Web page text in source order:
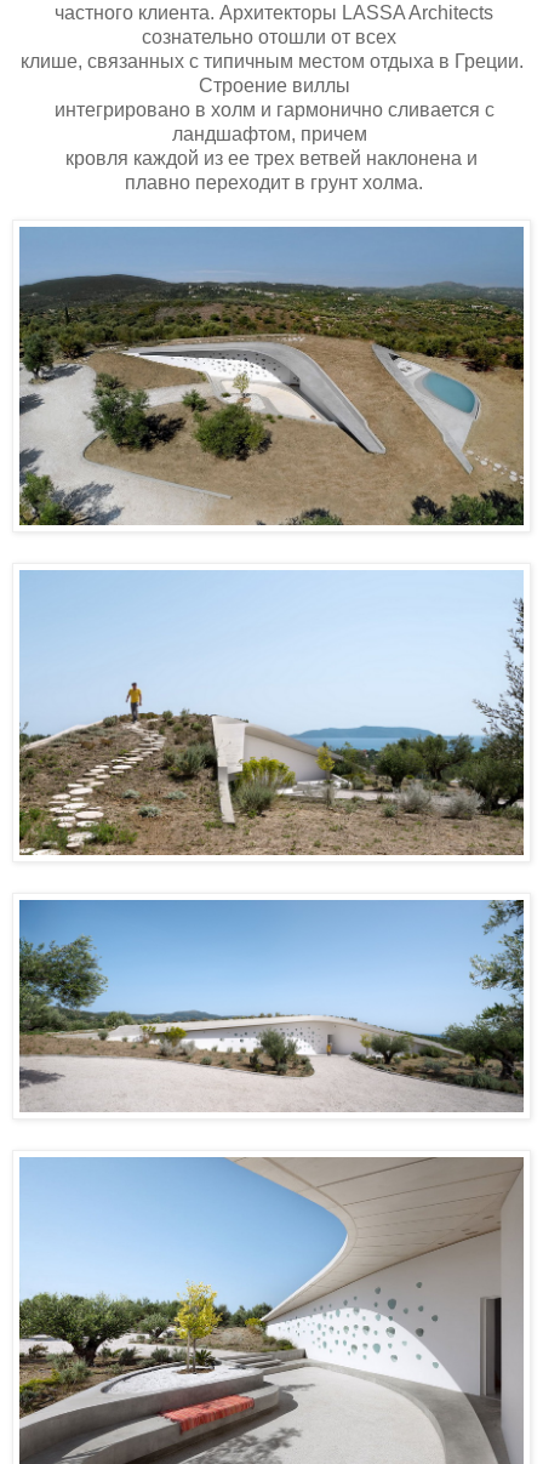
частного клиента. Архитекторы LASSA Architects
сознательно отошли от всех
клише, связанных с типичным местом отдыха в Греции.
Строение виллы
интегрировано в холм и гармонично сливается с
ландшафтом, причем
кровля каждой из ее трех ветвей наклонена и
плавно переходит в грунт холма.